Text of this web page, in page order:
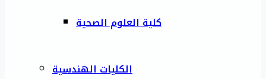
كلية العلوم الصحية
الكليات الهندسية